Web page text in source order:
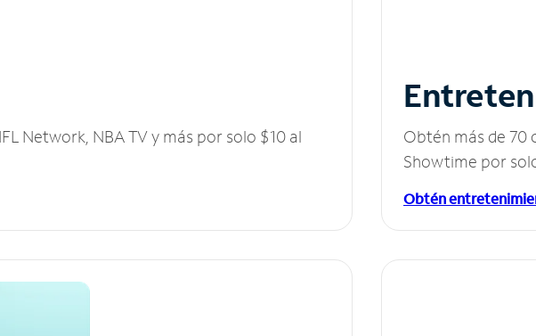
Network, NBA TV y más por solo $10 al
Obtén más de 70
Showtime por
Obtén